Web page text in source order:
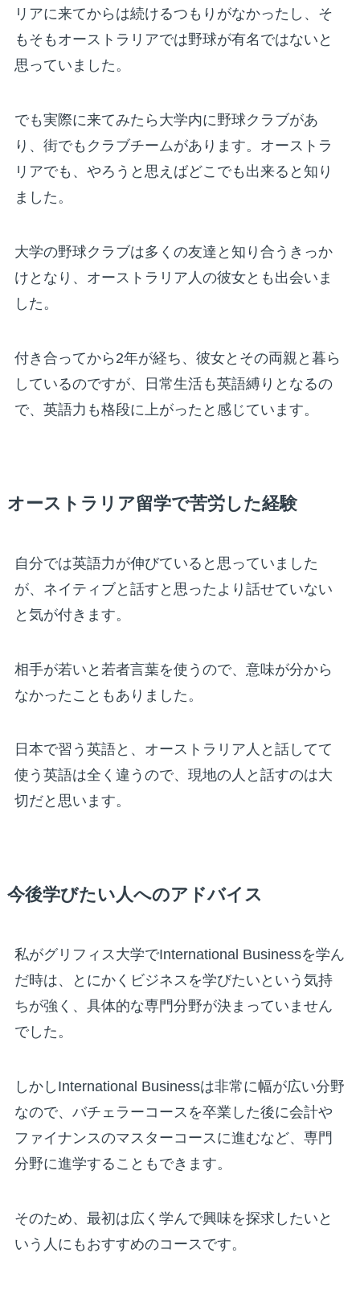
リアに来てからは続けるつもりがなかったし、そ
もそもオーストラリアでは野球が有名ではないと
思っていました。
でも実際に来てみたら大学内に野球クラブがあ
り、街でもクラブチームがあります。オーストラ
リアでも、やろうと思えばどこでも出来ると知り
ました。
大学の野球クラブは多くの友達と知り合うきっか
けとなり、オーストラリア人の彼女とも出会いま
した。
付き合ってから2年が経ち、彼女とその両親と暮ら
しているのですが、日常生活も英語縛りとなるの
で、英語力も格段に上がったと感じています。
オーストラリア留学で苦労した経験
自分では英語力が伸びていると思っていました
が、ネイティブと話すと思ったより話せていない
と気が付きます。
相手が若いと若者言葉を使うので、意味が分から
なかったこともありました。
日本で習う英語と、オーストラリア人と話してて
使う英語は全く違うので、現地の人と話すのは大
切だと思います。
今後学びたい人へのアドバイス
私がグリフィス大学でInternational Businessを学ん
だ時は、とにかくビジネスを学びたいという気持
ちが強く、具体的な専門分野が決まっていません
でした。
しかしInternational Businessは非常に幅が広い分野
なので、バチェラーコースを卒業した後に会計や
ファイナンスのマスターコースに進むなど、専門
分野に進学することもできます。
そのため、最初は広く学んで興味を探求したいと
いう人にもおすすめのコースです。